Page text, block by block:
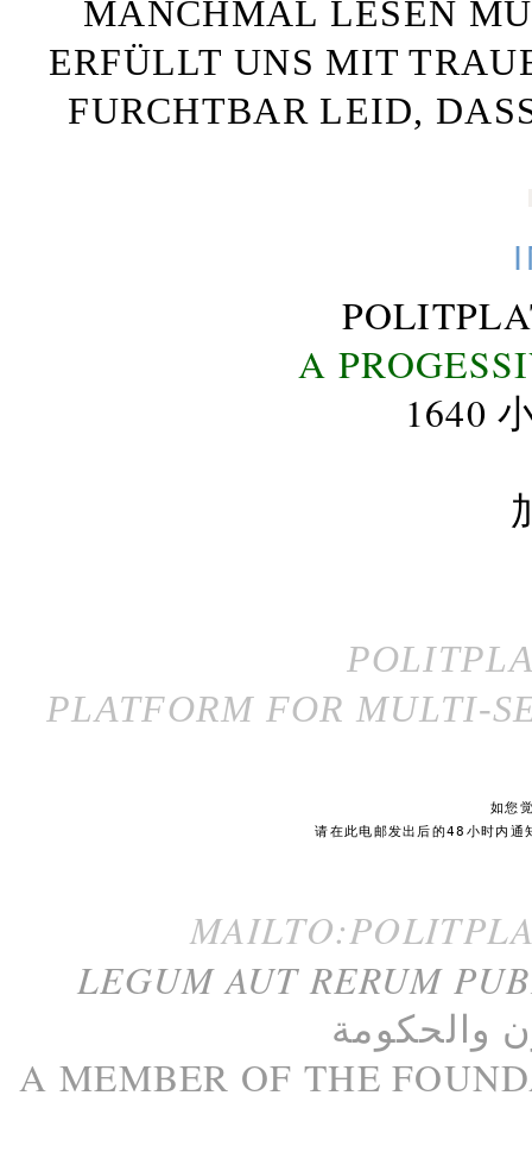
MANCHMAL LESEN
ERFÜLLT UNS MIT
FURCHTBAR LEID,
A
1640
PLATFORM FOR MULTI-
如您
请在此电邮发出后的48小时内通
LEGUM AUT RERUM
والحكومة
A MEMBER OF THE